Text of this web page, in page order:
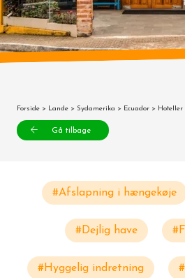
Forside > Lande > Sydamerika > Ecuador > Hoteller
Gå tilbage
#Afslapning i hængekøje
#Dejlig have
#Hyggelig indretning